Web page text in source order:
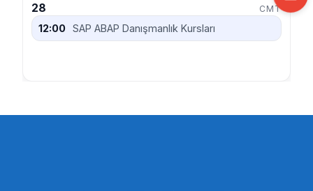
28 CMT
12:00 SAP ABAP Danışmanlık Kursları